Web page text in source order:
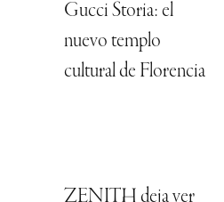
Gucci Storia: el
nuevo templo
cultural de Florencia